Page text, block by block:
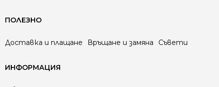
ПОЛЕЗНО
Доставка и плащане Връщане и замяна Съвети
ИНФОРМАЦИЯ